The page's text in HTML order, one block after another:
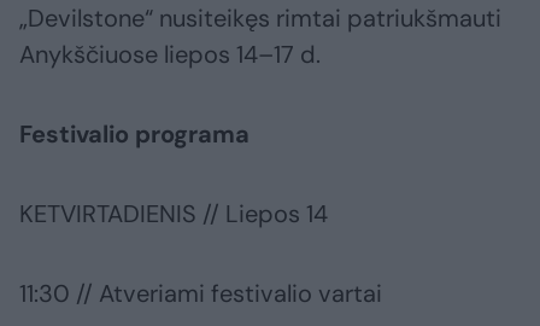
„Devilstone“ nusiteikęs rimtai patriukšmauti
Anykščiuose liepos 14–17 d.
Festivalio programa
KETVIRTADIENIS // Liepos 14
11:30 // Atveriami festivalio vartai